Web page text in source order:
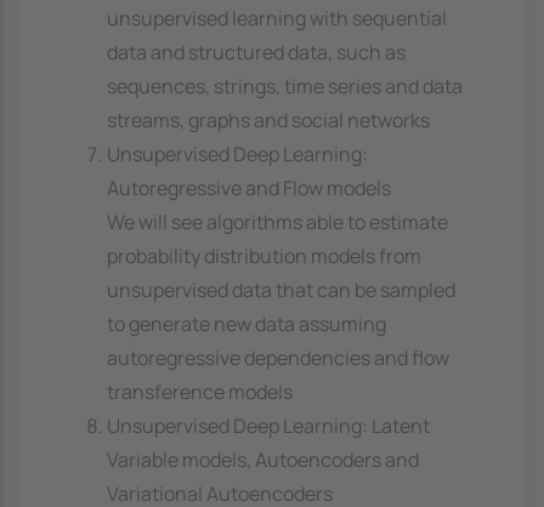
unsupervised learning with sequential
data and structured data, such as
sequences, strings, time series and data
streams, graphs and social networks
Unsupervised Deep Learning:
Autoregressive and Flow models
We will see algorithms able to estimate
probability distribution models from
unsupervised data that can be sampled
to generate new data assuming
autoregressive dependencies and flow
transference models
Unsupervised Deep Learning: Latent
Variable models, Autoencoders and
Variational Autoencoders